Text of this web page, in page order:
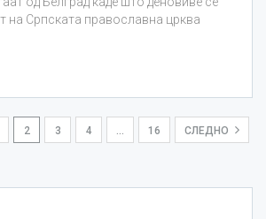
на Српската православна црква
2 3 4 16 СЛЕДНО